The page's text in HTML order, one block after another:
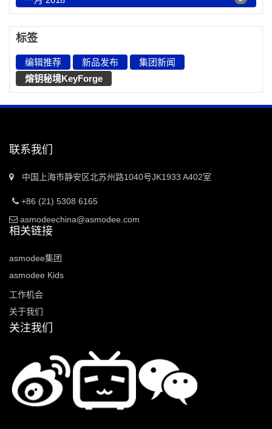
标签
编辑推荐 新品发布
集团新闻
熔钥秘境KeyForge
联系我们
中国上海市静安区北苏州路1040号JK1933 A402室
+86 (21) 5308 6165
asmodeechina@asmodee.com
相关链接
asmodee集团
asmodee Kids
工作机会
关于我们
关注我们